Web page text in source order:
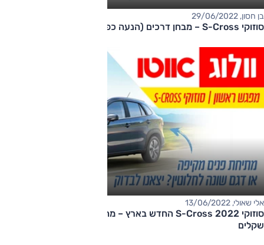
בן חסון, 29/06/2022
סוזוקי S-Cross – מבחן דרכים (הנעה כפולה)
אלי שאולי, 13/06/2022
שקלים